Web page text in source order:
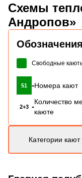
Схемы
Андропов»
Свободные
51 -Номера кают
2+3 -
Количество
каюте
Категории кают